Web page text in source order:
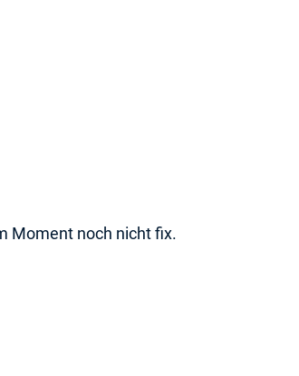
Moment noch nicht fix.